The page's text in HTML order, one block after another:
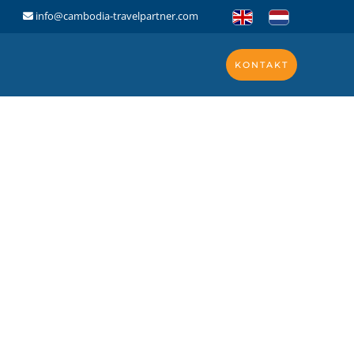
info@cambodia-travelpartner.com
KONTAKT